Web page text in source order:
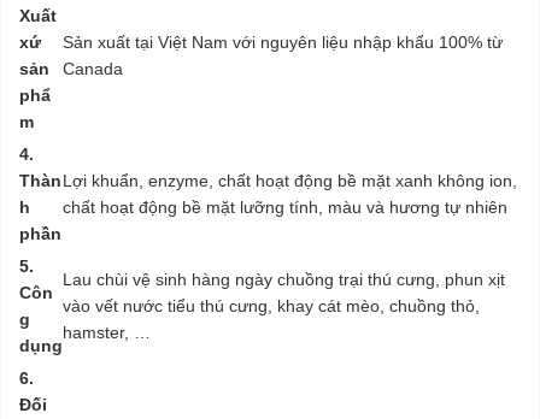
Xuất
xứ
sản
phẩ
m
Sản xuất tại Việt Nam với nguyên liệu nhập khẩu 100% từ
Canada
4.
Thàn
h
phần
Lợi khuẩn, enzyme, chất hoạt động bề mặt xanh không ion,
chất hoạt động bề mặt lưỡng tính, màu và hương tự nhiên
5.
Côn
g
dụng
Lau chùi vệ sinh hàng ngày chuồng trại thú cưng, phun xịt
vào vết nước tiểu thú cưng, khay cát mèo, chuồng thỏ,
hamster, …
6.
Đối